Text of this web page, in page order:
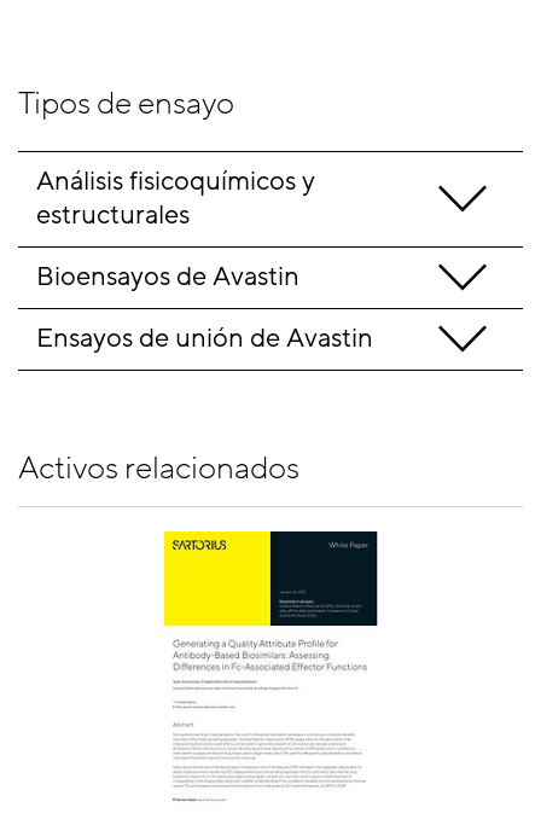
Tipos de ensayo
Análisis fisicoquímicos y
estructurales
Bioensayos de Avastin
Ensayos de unión de Avastin
Activos relacionados